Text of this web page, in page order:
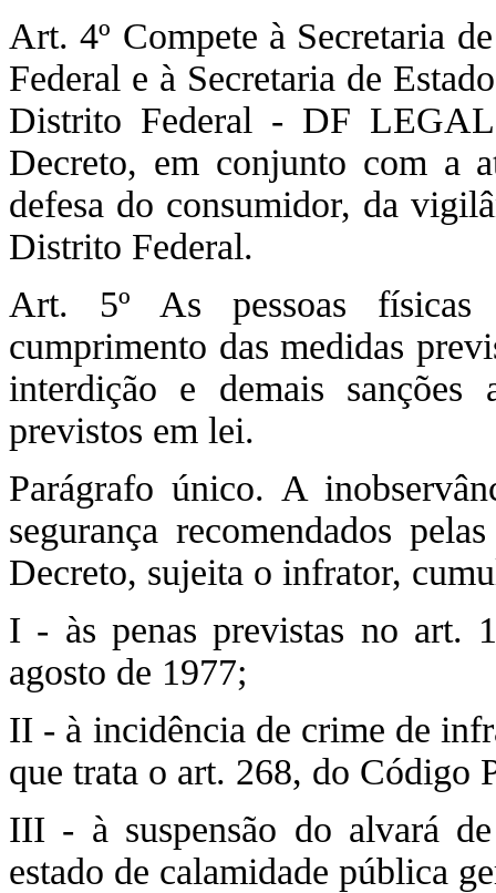
Art. 4º Compete à Secretaria
Federal e à Secretaria de
Distrito Federal - DF LEGAL
Decreto, em conjunto com a
defesa do consumidor, da
Distrito Federal.
Art. 5º As pessoas físicas
cumprimento das medidas
interdição e demais sanções
previstos em lei.
Parágrafo único. A
segurança recomendados
Decreto, sujeita o infrator,
I - às penas previstas no art.
agosto de 1977;
II - à incidência de crime de
que trata o art. 268, do Código
III - à suspensão do alvará
estado de calamidade pública